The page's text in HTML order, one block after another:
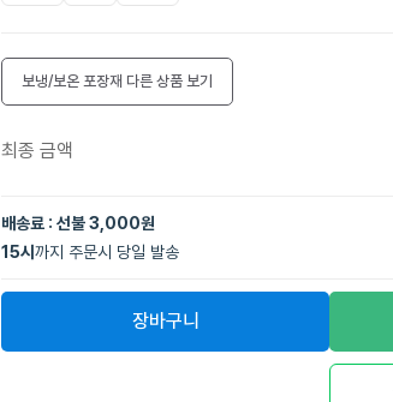
보냉/보온 포장재 다른 상품 보기
최종 금액
배송료 : 선불 3,000원
15시 까지 주문시 당일 발송
장바구니